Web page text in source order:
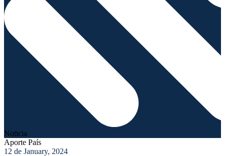
Noticia
Aporte País
12 de January, 2024